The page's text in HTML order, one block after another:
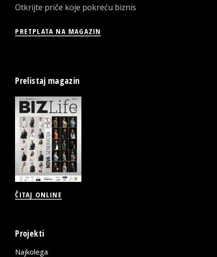
Otkrijte priče koje pokreću biznis
PRETPLATA NA MAGAZIN
Prelistaj magazin
ČITAJ ONLINE
Projekti
Najkolega